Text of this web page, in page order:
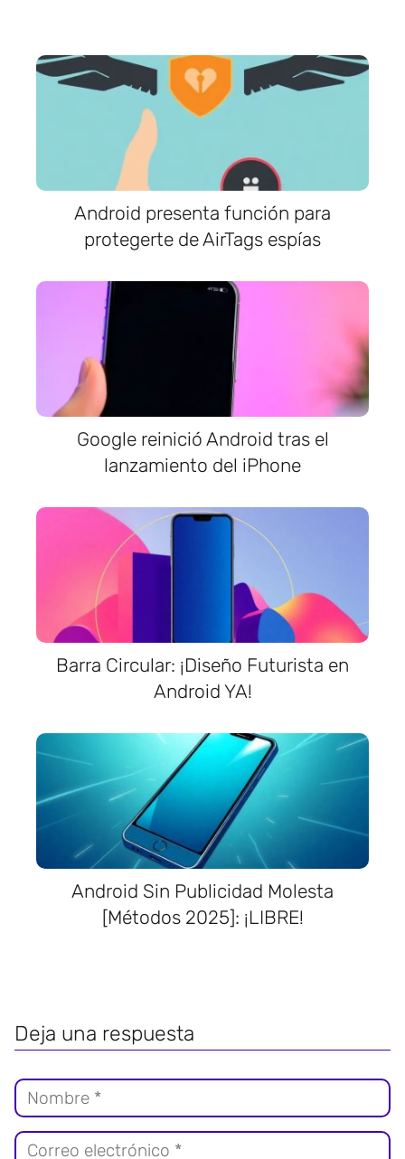
Android presenta función para
protegerte de AirTags espías
Google reinició Android tras el
lanzamiento del iPhone
Barra Circular: ¡Diseño Futurista en
Android YA!
Android Sin Publicidad Molesta
[Métodos 2025]: ¡LIBRE!
Deja una respuesta